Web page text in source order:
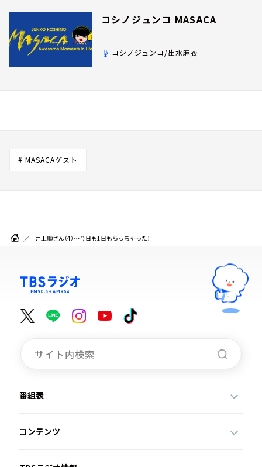
コシノジュンコ MASACA
コシノジュンコ/出水麻衣
# MASACAゲスト
井上順さん（4）～今日も1日もらっちゃった！
番組表
コンテンツ